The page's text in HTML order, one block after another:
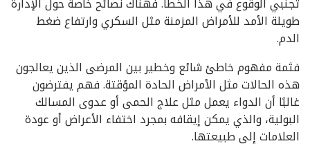
طويلة الأمد للأمراض المزمنة مثل السكري وارتفاع ضغط
الدم.
فثمة مفهوم خاطئ شائع وخطير بين المرضى الذين يعالجون
هذه الحالات مثل الأمراض الحادة المؤقتة. فهم يفترضون
غالبًا أن الدواء يعمل مثل علاج الحمى أو عدوى المسالك
البولية، والذي يمكن إيقافه بمجرد اختفاء الأعراض أو عودة
العلامات إلى طبيعتها.